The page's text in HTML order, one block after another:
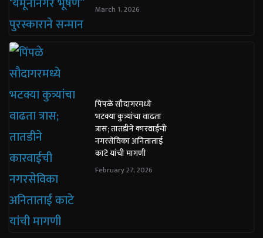
March 1, 2026
पिंपळे सौदागरमध्ये
भटक्या कुत्र्यांचा वाढता
त्रास; तातडीने कारवाईची
नगरसेविका अनिताताई
काटे यांची मागणी
February 27, 2026